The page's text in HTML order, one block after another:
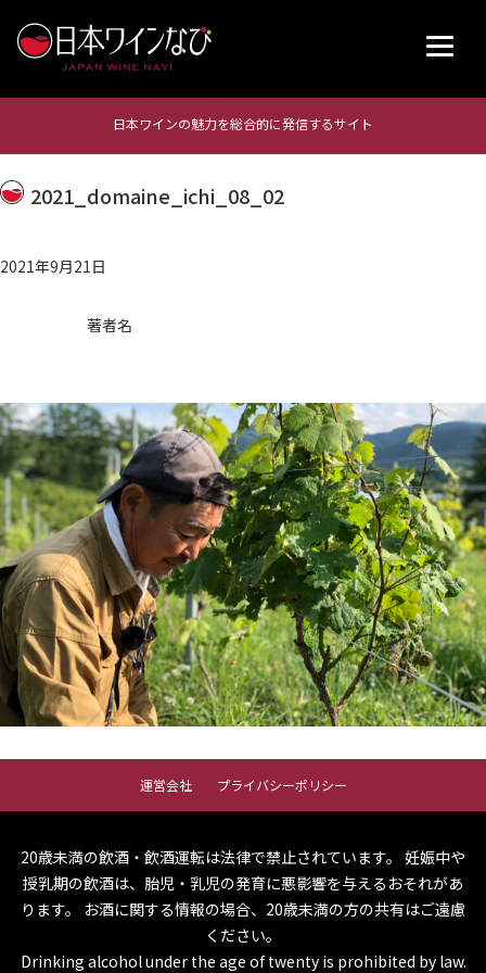
日本ワインの魅力を総合的に発信するサイト
2021_domaine_ichi_08_02
2021年9月21日
著者名
運営会社 プライバシーポリシー
20歳未満の飲酒・飲酒運転は法律で禁止されています。 妊娠中や
授乳期の飲酒は、胎児・乳児の発育に悪影響を与えるおそれがあ
ります。
お酒に関する情報の場合、20歳未満の方の共有はご遠慮
ください。
Drinking alcohol under the age of twenty is prohibited by law.